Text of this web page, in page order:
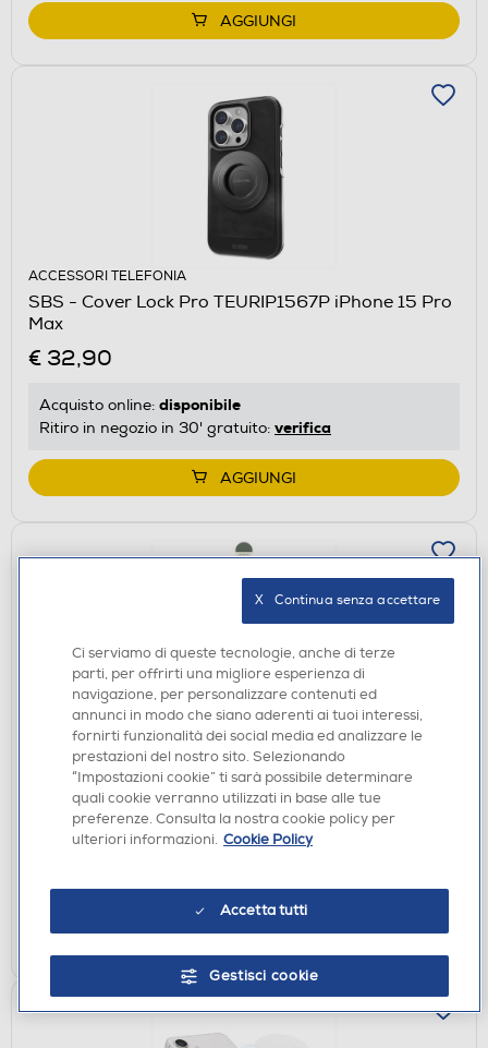
AGGIUNGI
ACCESSORI TELEFONIA
SBS - Cover Lock Pro TEURIP1567P iPhone 15 Pro
Max
€ 32,90
Acquisto online: disponibile
Ritiro in negozio in 30' gratuito: verifica
AGGIUNGI
ACCESSORI TELEFONIA
SBS - Cord necklace torchon CMCORDNECKT2-
Green white
€ 19,90
Ritiro in negozio in 30' gratuito:verifica
AGGIUNGI
Ci serviamo di queste tecnologie, anche di terze
parti, per offrirti una migliore esperienza di
navigazione, per personalizzare contenuti ed
annunci in modo che siano aderenti ai tuoi interessi,
fornirti funzionalità dei social media ed analizzare le
prestazioni del nostro sito. Selezionando
“Impostazioni cookie” ti sarà possibile determinare
quali cookie verranno utilizzati in base alle tue
preferenze. Consulta la nostra cookie policy per
ulteriori informazioni. Cookie Policy
Accetta tutti
Gestisci cookie
X   Continua senza accettare